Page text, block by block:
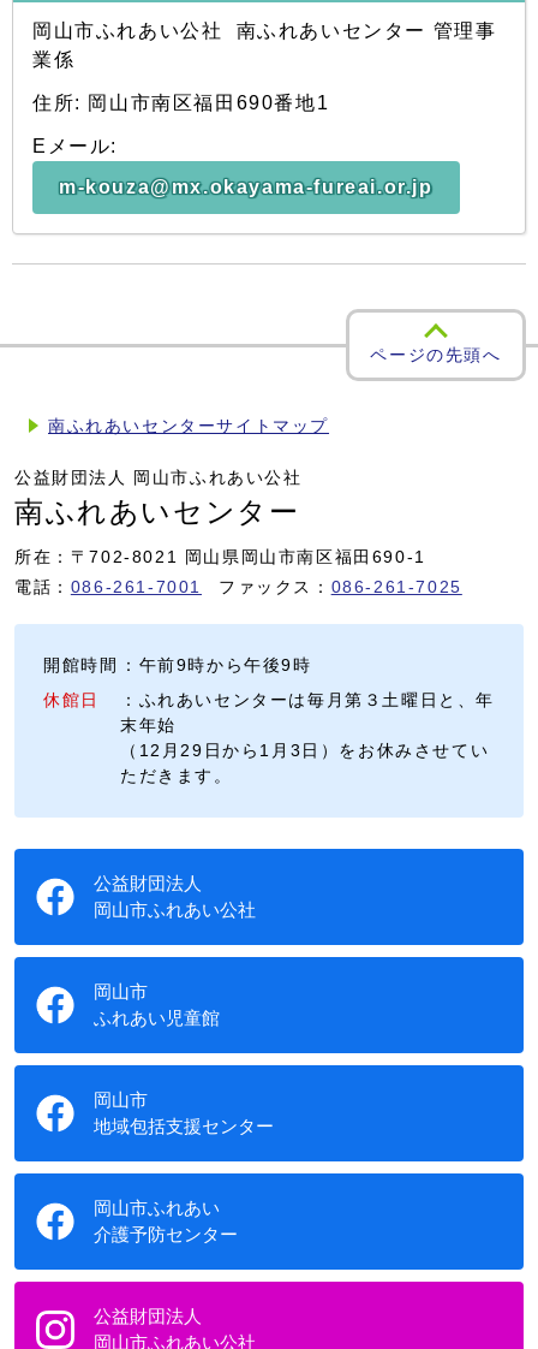
岡山市ふれあい公社 南ふれあいセンター 管理事
業係
住所: 岡山市南区福田690番地1
Eメール:
m-kouza@mx.okayama-fureai.or.jp
ページの先頭へ
南ふれあいセンターサイトマップ
公益財団法人 岡山市ふれあい公社
南ふれあいセンター
所在：〒702-8021 岡山県岡山市南区福田690-1
電話： 086-261-7001 ファックス： 086-261-7025
開館時間
：午前9時から午後9時
休館日
：ふれあいセンターは毎月第３土曜日と、年
末年始
（12月29日から1月3日）をお休みさせてい
ただきます。
公益財団法人
岡山市ふれあい公社
岡山市
ふれあい児童館
岡山市
地域包括支援センター
岡山市ふれあい
介護予防センター
公益財団法人
岡山市ふれあい公社